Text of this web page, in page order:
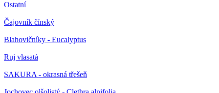
Ostatní
Čajovník čínský
Blahovičníky - Eucalyptus
Ruj vlasatá
SAKURA - okrasná třešeň